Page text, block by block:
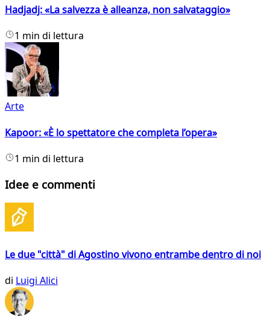
Hadjadj: «La salvezza è alleanza, non salvataggio»
1 min di lettura
Arte
Kapoor: «È lo spettatore che completa l’opera»
1 min di lettura
Idee e commenti
Le due "città" di Agostino vivono entrambe dentro di noi
di Luigi Alici